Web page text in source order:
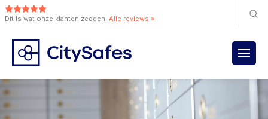
Dit is wat onze klanten zeggen. Alle reviews »